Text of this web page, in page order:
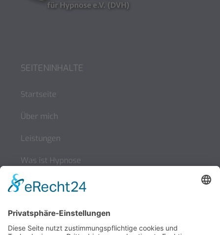
SEITENINHALTE
Startseite
Über mich
Leistungen
Was ist Hypnose
Kontakt